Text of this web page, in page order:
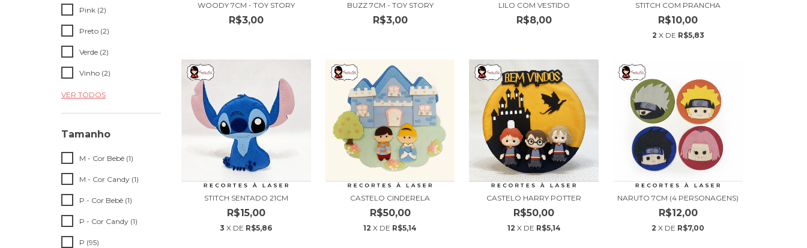
Pink (2)
Preto (2)
Verde (2)
Vinho (2)
VER TODOS
Tamanho
M - Cor Bebê (1)
M - Cor Candy (1)
P - Cor Bebê (1)
P - Cor Candy (1)
P (95)
WOODY 7CM - TOY STORY
R$3,00
BUZZ 7CM - TOY STORY
R$3,00
LILO COM VESTIDO
R$8,00
STITCH COM PRANCHA
R$10,00
2 X DE R$5,83
STITCH SENTADO 21CM
R$15,00
3 X DE R$5,86
CASTELO CINDERELA
R$50,00
12 X DE R$5,14
CASTELO HARRY POTTER
R$50,00
12 X DE R$5,14
NARUTO 7CM (4 PERSONAGENS)
R$12,00
2 X DE R$7,00